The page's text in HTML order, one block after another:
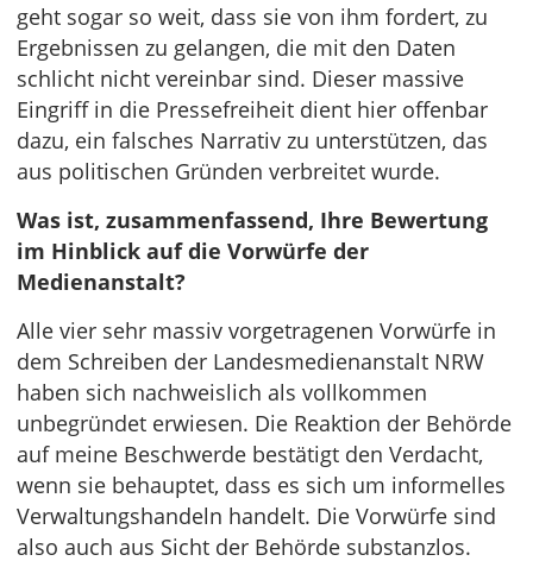
geht sogar so weit, dass sie von ihm fordert, zu
Ergebnissen zu gelangen, die mit den Daten
schlicht nicht vereinbar sind. Dieser massive
Eingriff in die Pressefreiheit dient hier offenbar
dazu, ein falsches Narrativ zu unterstützen, das
aus politischen Gründen verbreitet wurde.
Was ist, zusammenfassend, Ihre Bewertung
im Hinblick auf die Vorwürfe der
Medienanstalt?
Alle vier sehr massiv vorgetragenen Vorwürfe in
dem Schreiben der Landesmedienanstalt NRW
haben sich nachweislich als vollkommen
unbegründet erwiesen. Die Reaktion der Behörde
auf meine Beschwerde bestätigt den Verdacht,
wenn sie behauptet, dass es sich um informelles
Verwaltungshandeln handelt. Die Vorwürfe sind
also auch aus Sicht der Behörde substanzlos.